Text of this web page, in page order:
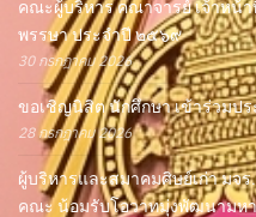
คณะผู้บริหาร คณาจารย์ เจ้าหน้
พรรษา ประจำปี ๒๕๖๙
30 กรกฎาคม 2026
ขอเชิญนิสิต นักศึกษา เข้าร่วมปร
28 กรกฎาคม 2026
ผู้บริหารและสมาคมศิษย์เก่า มจ
คณะ น้อมรับโอวาทมุ่งพัฒนามห